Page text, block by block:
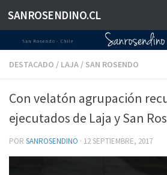
Saltar al contenido
SANROSENDINO.CL
DESTACADO / LAJA / SAN ROSENDO
Con velatón agrupación
ejecutados de Laja y San
POR SANROSENDINO · 12 SEPTIEMBRE, 2017